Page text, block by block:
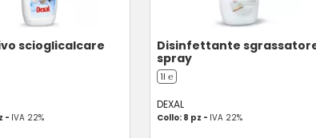
scioglicalcare
- IVA 22%
Disinfettante
spray
1l ℮
DEXAL
Collo: 8 pz - IVA 22%